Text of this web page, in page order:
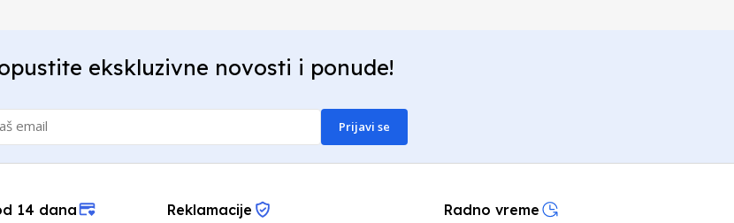
ekskluzivne novosti i ponude!
Prijavi se
14 dana Reklamacije Radno vreme